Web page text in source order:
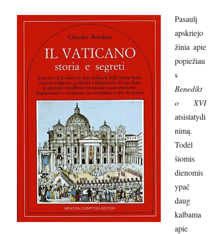
Pasaulį
apskriejo
žinia apie
popiežiau
s
Benedikt
o XVI
atsistatydi
nimą.
Todėl
šiomis
dienomis
ypač
daug
kalbama
apie